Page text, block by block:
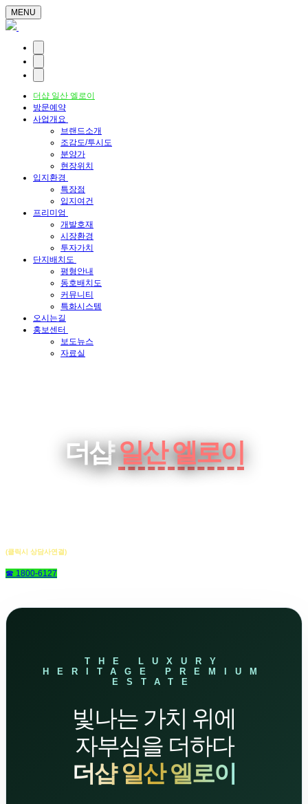
MENU
더샵 일산 엘로이
방문예약
사업개요
브랜드소개
조감도/투시도
분양가
현장위치
입지환경
특장점
입지여건
프리미엄
개발호재
시장환경
투자가치
단지배치도
평형안내
동호배치도
커뮤니티
특화시스템
오시는길
홍보센터
보도뉴스
자료실
더샵일산 엘로이
(클릭시 상담사연결)
☎ 1800-6127
THE LUXURY
HERITAGE PREMIUM
ESTATE
빛나는 가치 위에
자부심을 더하다
더샵 일산 엘로이